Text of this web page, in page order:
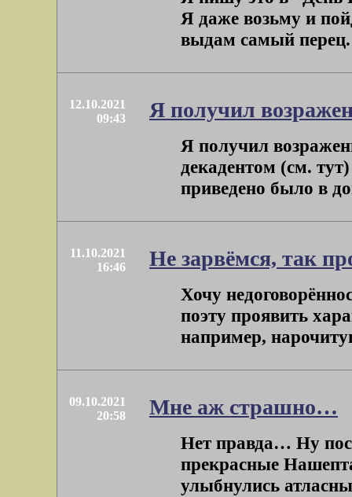
Я даже возьму и
выдам самый перец.
12.10.2021
09:43
Я получил
Я получил
декадентом (см.
приведено было в
11.10.2021
16:46
Не зарвёмся, так
Хочу
поэту проявить
например,
09.10.2021
20:58
Мне аж страшно…
Нет правда… Ну
прекрасные
улыбнулись